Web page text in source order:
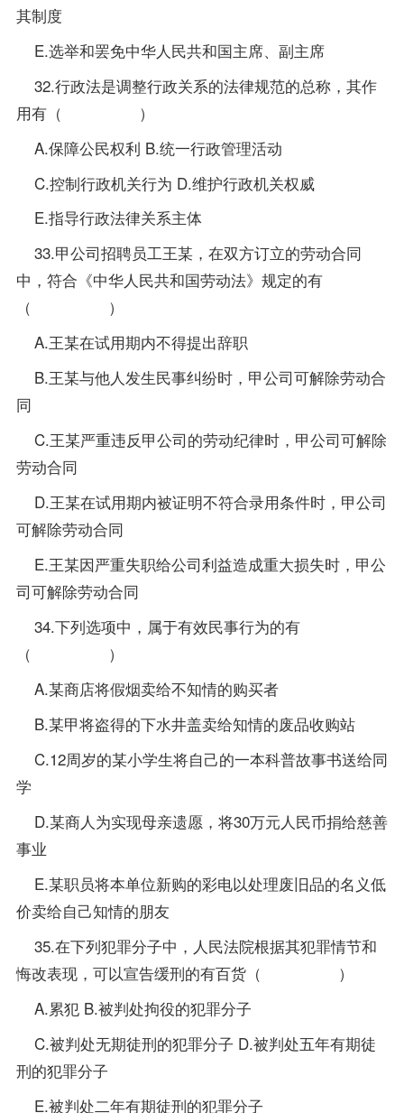
其制度
E.选举和罢免中华人民共和国主席、副主席
32.行政法是调整行政关系的法律规范的总称，其作
用有（ ）
A.保障公民权利 B.统一行政管理活动
C.控制行政机关行为 D.维护行政机关权威
E.指导行政法律关系主体
33.甲公司招聘员工王某，在双方订立的劳动合同
中，符合《中华人民共和国劳动法》规定的有
（ ）
A.王某在试用期内不得提出辞职
B.王某与他人发生民事纠纷时，甲公司可解除劳动合
同
C.王某严重违反甲公司的劳动纪律时，甲公司可解除
劳动合同
D.王某在试用期内被证明不符合录用条件时，甲公司
可解除劳动合同
E.王某因严重失职给公司利益造成重大损失时，甲公
司可解除劳动合同
34.下列选项中，属于有效民事行为的有
（ ）
A.某商店将假烟卖给不知情的购买者
B.某甲将盗得的下水井盖卖给知情的废品收购站
C.12周岁的某小学生将自己的一本科普故事书送给同
学
D.某商人为实现母亲遗愿，将30万元人民币捐给慈善
事业
E.某职员将本单位新购的彩电以处理废旧品的名义低
价卖给自己知情的朋友
35.在下列犯罪分子中，人民法院根据其犯罪情节和
悔改表现，可以宣告缓刑的有百货（ ）
A.累犯 B.被判处拘役的犯罪分子
C.被判处无期徒刑的犯罪分子 D.被判处五年有期徒
刑的犯罪分子
E.被判处二年有期徒刑的犯罪分子